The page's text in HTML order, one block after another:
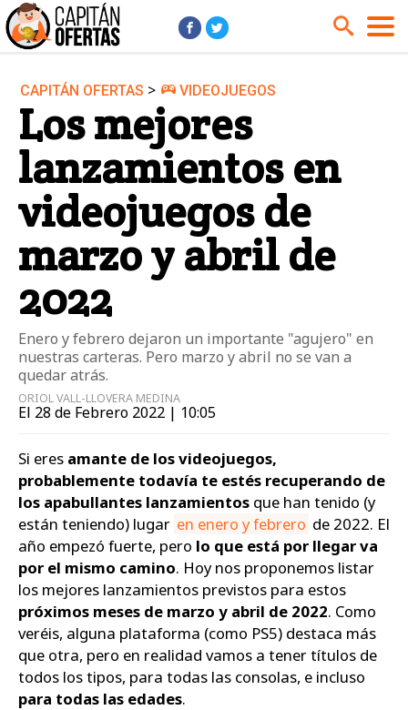
Audio y Música
Cámaras
Cine y Series
Coches
Deportes
Financiero
Hogar
Hoteles
Jardín
Juguetes
Libros
Moda él
Móviles
Ordenadores
Tablets
Tecnología
Videojuegos
CAPITÁN OFERTAS > VIDEOJUEGOS
Los mejores
lanzamientos en
videojuegos de
marzo y abril de
2022
Enero y febrero dejaron un importante "agujero" en
nuestras carteras. Pero marzo y abril no se van a
quedar atrás.
ORIOL VALL-LLOVERA MEDINA
El 28 de Febrero 2022 | 10:05
Si eres amante de los videojuegos,
probablemente todavía te estés recuperando de
los apabullantes lanzamientos que han tenido (y
están teniendo) lugar en enero y febrero de 2022. El
año empezó fuerte, pero lo que está por llegar va
por el mismo camino. Hoy nos proponemos listar
los mejores lanzamientos previstos para estos
próximos meses de marzo y abril de 2022. Como
veréis, alguna plataforma (como PS5) destaca más
que otra, pero en realidad vamos a tener títulos de
todos los tipos, para todas las consolas, e incluso
para todas las edades.